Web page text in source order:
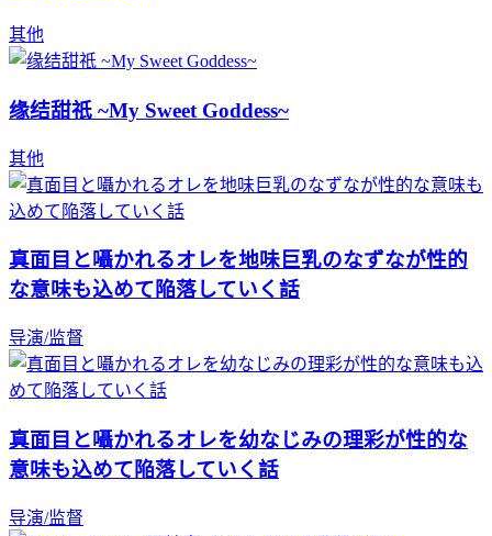
其他
缘结甜祇 ~My Sweet Goddess~
其他
真面目と囁かれるオレを地味巨乳のなずなが性的
な意味も込めて陥落していく話
导演/监督
真面目と囁かれるオレを幼なじみの理彩が性的な
意味も込めて陥落していく話
导演/监督